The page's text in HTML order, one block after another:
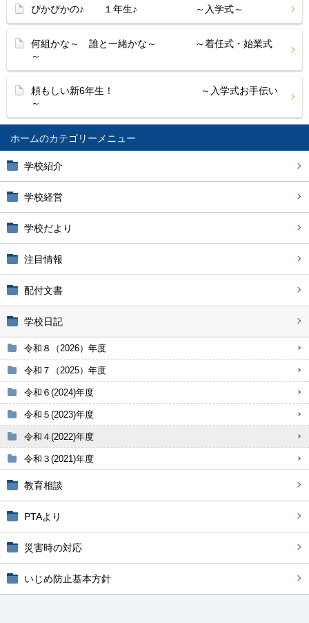
ホーム
学校紹介
学校経営
学校だより
注目情報
配付文書
学校日記
令和８（2026）年度
令和７（2025）年度
令和６(2024)年度
令和５(2023)年度
令和４(2022)年度
令和３(2021)年度
教育相談
PTAより
災害時の対応
いじめ防止基本方針
ぴかぴかの♪ １年生♪ ～入学式～
何組かな～ 誰と一緒かな～ ～着任式・始業式
～
頼もしい新6年生！ ～入学式お手伝い
～